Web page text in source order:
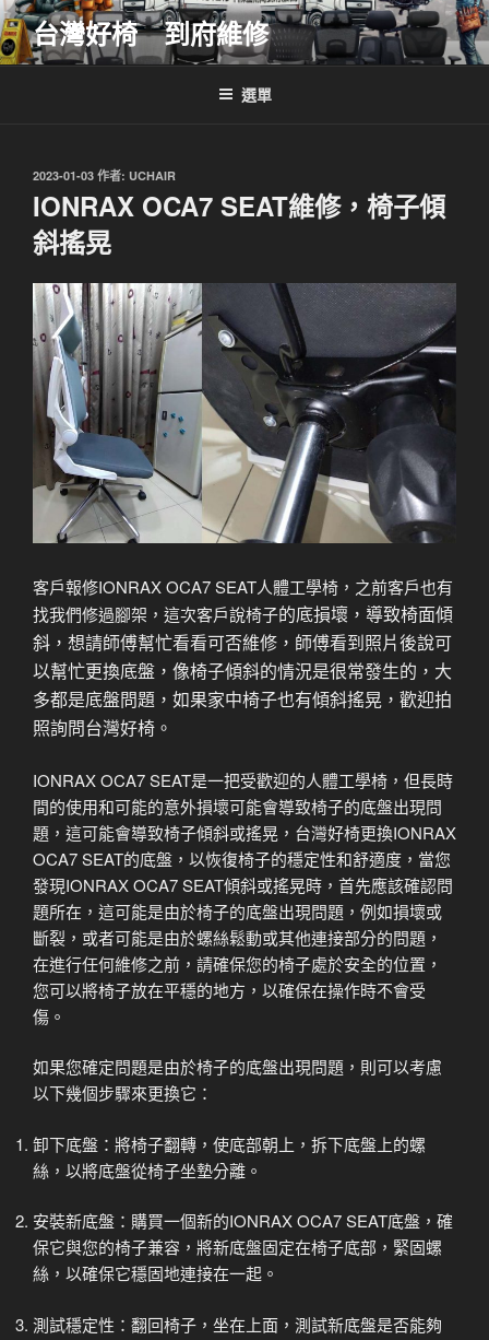
跳
至
主
台灣好椅 到府維修
選單
發
佈
於
2023-01-03 作者: UCHAIR
IONRAX OCA7 SEAT維修，椅子傾
斜搖晃
客戶報修IONRAX OCA7 SEAT人體工學椅，之前客戶也有
找我們修過腳架，這次客戶說椅子的底損壞，導致椅面傾
斜，想請師傅幫忙看看可否維修，師傅看到照片後說可
以幫忙更換底盤，像椅子傾斜的情況是很常發生的，大
多都是底盤問題，如果家中椅子也有傾斜搖晃，歡迎拍
照詢問台灣好椅。
IONRAX OCA7 SEAT是一把受歡迎的人體工學椅，但長時
間的使用和可能的意外損壞可能會導致椅子的底盤出現問
題，這可能會導致椅子傾斜或搖晃，台灣好椅更換IONRAX
OCA7 SEAT的底盤，以恢復椅子的穩定性和舒適度，當您
發現IONRAX OCA7 SEAT傾斜或搖晃時，首先應該確認問
題所在，這可能是由於椅子的底盤出現問題，例如損壞或
斷裂，或者可能是由於螺絲鬆動或其他連接部分的問題，
在進行任何維修之前，請確保您的椅子處於安全的位置，
您可以將椅子放在平穩的地方，以確保在操作時不會受
傷。
如果您確定問題是由於椅子的底盤出現問題，則可以考慮
以下幾個步驟來更換它：
卸下底盤：將椅子翻轉，使底部朝上，拆下底盤上的螺
絲，以將底盤從椅子坐墊分離。
安裝新底盤：購買一個新的IONRAX OCA7 SEAT底盤，確
保它與您的椅子兼容，將新底盤固定在椅子底部，緊固螺
絲，以確保它穩固地連接在一起。
測試穩定性：翻回椅子，坐在上面，測試新底盤是否能夠